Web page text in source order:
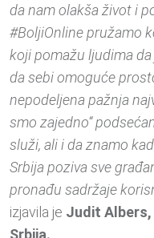
da nam olakša život i
#BoljiOnline pružamo
koji pomažu ljudima
da sebi omoguće
nepodeljena pažnja
smo zajedno“
služi, ali i da znamo
Srbija poziva sve
pronađu sadržaje
izjavila je Judit
Srbija.